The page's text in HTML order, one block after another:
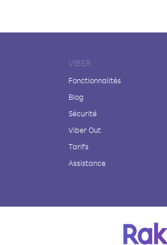
VIBER
Fonctionnalités
Blog
Sécurité
Viber Out
Tarifs
Assistance